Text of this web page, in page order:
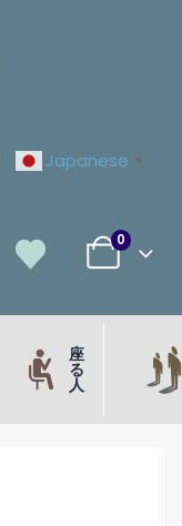
Japanese ▼
0
座
る
人